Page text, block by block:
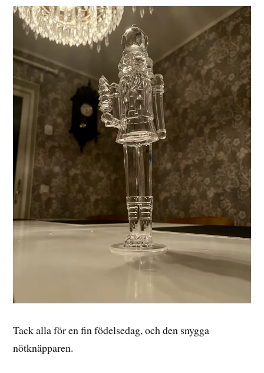
Tack alla för en fin födelsedag, och den snygga
nötknäpparen.